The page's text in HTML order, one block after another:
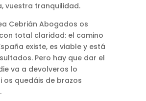
vuestra tranquilidad.
Cebrián Abogados os
total claridad: el camino
existe, es viable y está
Pero hay que dar el
va a devolveros lo
os quedáis de brazos